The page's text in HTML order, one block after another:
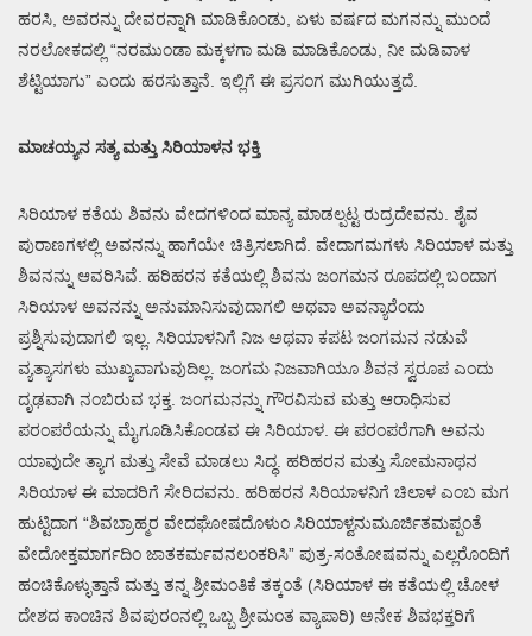
ಹರಸಿ, ಅವರನ್ನು ದೇವರನ್ನಾಗಿ ಮಾಡಿಕೊಂಡು, ಏಳು ವರ್ಷದ ಮಗನನ್ನು ಮುಂದೆ
ನರಲೋಕದಲ್ಲಿ “ನರಮುಂಡಾ ಮಕ್ಕಳಗಾ ಮಡಿ ಮಾಡಿಕೊಂಡು, ನೀ ಮಡಿವಾಳ
ಶೆಟ್ಟಿಯಾಗು” ಎಂದು ಹರಸುತ್ತಾನೆ. ಇಲ್ಲಿಗೆ ಈ ಪ್ರಸಂಗ ಮುಗಿಯುತ್ತದೆ.
ಮಾಚಯ್ಯನ ಸತ್ಯ ಮತ್ತು ಸಿರಿಯಾಳನ ಭಕ್ತಿ
ಸಿರಿಯಾಳ ಕತೆಯ ಶಿವನು ವೇದಗಳಿಂದ ಮಾನ್ಯ ಮಾಡಲ್ಪಟ್ಟ ರುದ್ರದೇವನು. ಶೈವ
ಪುರಾಣಗಳಲ್ಲಿ ಅವನನ್ನು ಹಾಗೆಯೇ ಚಿತ್ರಿಸಲಾಗಿದೆ. ವೇದಾಗಮಗಳು ಸಿರಿಯಾಳ ಮತ್ತು
ಶಿವನನ್ನು ಆವರಿಸಿವೆ. ಹರಿಹರನ ಕತೆಯಲ್ಲಿ ಶಿವನು ಜಂಗಮನ ರೂಪದಲ್ಲಿ ಬಂದಾಗ
ಸಿರಿಯಾಳ ಅವನನ್ನು ಅನುಮಾನಿಸುವುದಾಗಲಿ ಅಥವಾ ಅವನ್ಯಾರೆಂದು
ಪ್ರಶ್ನಿಸುವುದಾಗಲಿ ಇಲ್ಲ. ಸಿರಿಯಾಳನಿಗೆ ನಿಜ ಅಥವಾ ಕಪಟ ಜಂಗಮನ ನಡುವೆ
ವ್ಯತ್ಯಾಸಗಳು ಮುಖ್ಯವಾಗುವುದಿಲ್ಲ. ಜಂಗಮ ನಿಜವಾಗಿಯೂ ಶಿವನ ಸ್ವರೂಪ ಎಂದು
ದೃಢವಾಗಿ ನಂಬಿರುವ ಭಕ್ತ. ಜಂಗಮನನ್ನು ಗೌರವಿಸುವ ಮತ್ತು ಆರಾಧಿಸುವ
ಪರಂಪರೆಯನ್ನು ಮೈಗೂಡಿಸಿಕೊಂಡವ ಈ ಸಿರಿಯಾಳ. ಈ ಪರಂಪರೆಗಾಗಿ ಅವನು
ಯಾವುದೇ ತ್ಯಾಗ ಮತ್ತು ಸೇವೆ ಮಾಡಲು ಸಿದ್ಧ. ಹರಿಹರನ ಮತ್ತು ಸೋಮನಾಥನ
ಸಿರಿಯಾಳ ಈ ಮಾದರಿಗೆ ಸೇರಿದವನು. ಹರಿಹರನ ಸಿರಿಯಾಳನಿಗೆ ಚಿಲಾಳ ಎಂಬ ಮಗ
ಹುಟ್ಟಿದಾಗ “ಶಿವಬ್ರಾಹ್ಮರ ವೇದಘೋಷದೊಳುಂ ಸಿರಿಯಾಳ್ವನುಮೂರ್ಜಿತಮಪ್ಪಂತೆ
ವೇದೋಕ್ತಮಾರ್ಗದಿಂ ಜಾತಕರ್ಮವನಲಂಕರಿಸಿ” ಪುತ್ರ-ಸಂತೋಷವನ್ನು ಎಲ್ಲರೊಂದಿಗೆ
ಹಂಚಿಕೊಳ್ಳುತ್ತಾನೆ ಮತ್ತು ತನ್ನ ಶ್ರೀಮಂತಿಕೆ ತಕ್ಕಂತೆ (ಸಿರಿಯಾಳ ಈ ಕತೆಯಲ್ಲಿ ಚೋಳ
ದೇಶದ ಕಾಂಚಿನ ಶಿವಪುರಂನಲ್ಲಿ ಒಬ್ಬ ಶ್ರೀಮಂತ ವ್ಯಾಪಾರಿ) ಅನೇಕ ಶಿವಭಕ್ತರಿಗೆ